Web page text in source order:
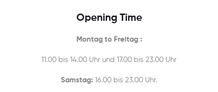
Opening Time
Montag to Freitag :
11.00 bis 14.00 Uhr und 17.00 bis 23.00 Uhr
Samstag: 16.00 bis 23.00 Uhr.